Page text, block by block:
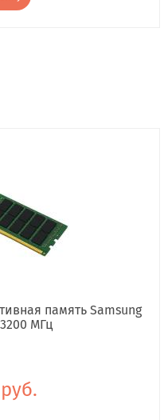
память Samsung
МГц